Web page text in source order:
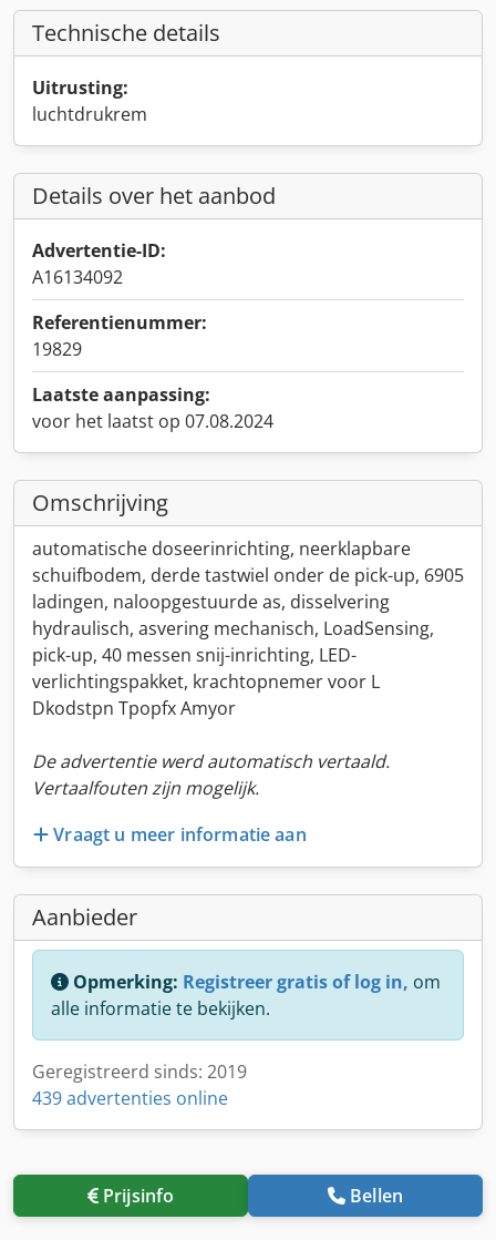
Technische details
Uitrusting:
luchtdrukrem
Details over het aanbod
Advertentie-ID:
A16134092
Referentienummer:
19829
Laatste aanpassing:
voor het laatst op 07.08.2024
Omschrijving
automatische doseerinrichting, neerklapbare
schuifbodem, derde tastwiel onder de pick-up, 6905
ladingen, naloopgestuurde as, disselvering
hydraulisch, asvering mechanisch, LoadSensing,
pick-up, 40 messen snij-inrichting, LED-
verlichtingspakket, krachtopnemer voor L
Dkodstpn Tpopfx Amyor
De advertentie werd automatisch vertaald.
Vertaalfouten zijn mogelijk.
Vraagt u meer informatie aan
Aanbieder
Opmerking: Registreer gratis of log in, om
alle informatie te bekijken.
Geregistreerd sinds: 2019
439 advertenties online
Prijsinfo Bellen